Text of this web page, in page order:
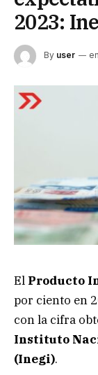
2023:
By user
El Producto
por ciento en
con la cifra
Instituto
(Inegi).